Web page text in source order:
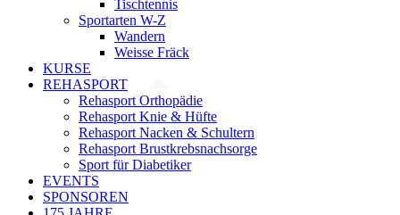
Tischtennis
Sportarten W-Z
Wandern
Weisse Fräck
KURSE
REHASPORT
Rehasport Orthopädie
Rehasport Knie & Hüfte
Rehasport Nacken & Schultern
Rehasport Brustkrebsnachsorge
Sport für Diabetiker
EVENTS
SPONSOREN